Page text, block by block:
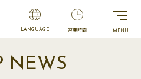
LANGUAGE 営業時間
NEWS